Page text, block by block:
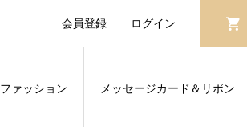
会員登録 ログイン
ファッション メッセージカード＆リボン